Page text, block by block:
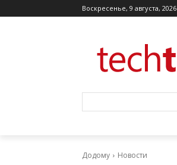
Воскресенье, 9 августа, 2026
Додому Новости